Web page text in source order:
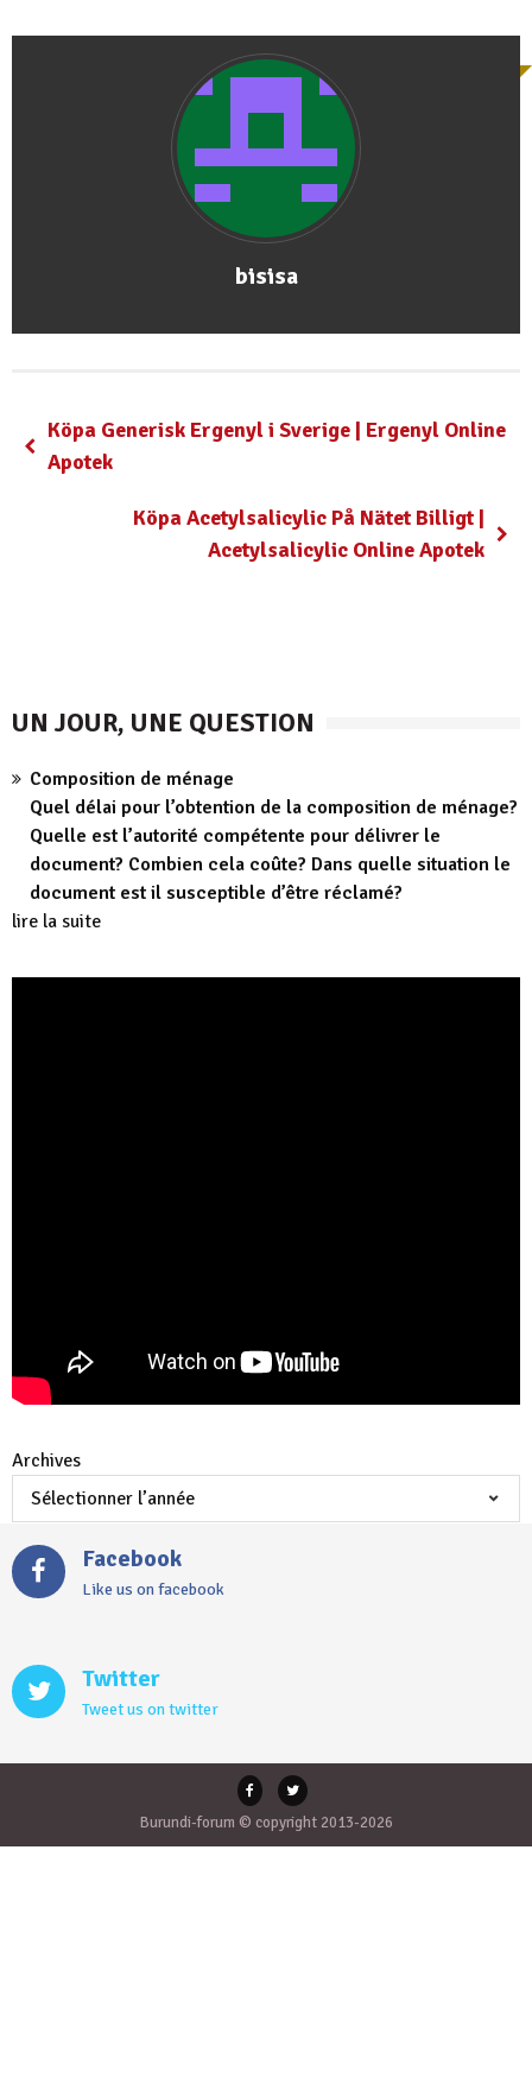
bisisa
Köpa Generisk Ergenyl i Sverige | Ergenyl Online
Apotek
Köpa Acetylsalicylic På Nätet Billigt |
Acetylsalicylic Online Apotek
UN JOUR, UNE QUESTION
Composition de ménage
Quel délai pour l’obtention de la composition de ménage?
Quelle est l’autorité compétente pour délivrer le
document? Combien cela coûte? Dans quelle situation le
document est il susceptible d’être réclamé?
lire la suite
Archives
Facebook
Like us on facebook
Twitter
Tweet us on twitter
Burundi-forum © copyright 2013-2026